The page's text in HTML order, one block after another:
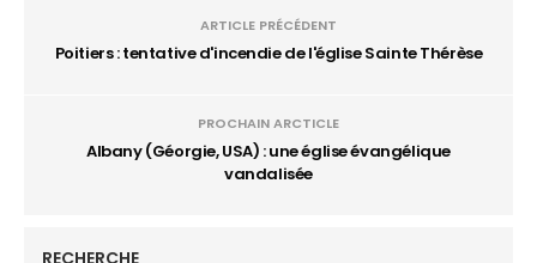
ARTICLE PRÉCÉDENT
Poitiers : tentative d'incendie de l'église Sainte Thérèse
PROCHAIN ARCTICLE
Albany (Géorgie, USA) : une église évangélique
vandalisée
RECHERCHE